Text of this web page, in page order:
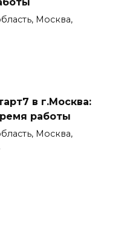
Москва,
в г.Москва:
работы
Москва,